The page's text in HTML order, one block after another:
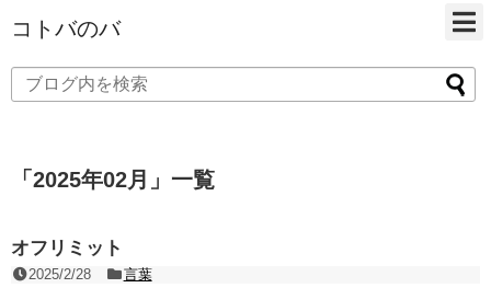
コトバのバ
「 2025年02月 」 一覧
オフリミット
2025/2/28
言葉